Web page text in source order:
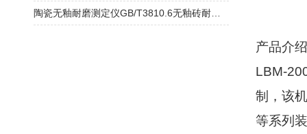
产品介绍
LBM-
制，该
等系列